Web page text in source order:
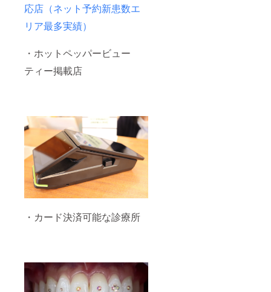
応店（ネット予約新患数エ
リア最多実績）
・ホットペッパービュー
ティー掲載店
・カード決済可能な診療所